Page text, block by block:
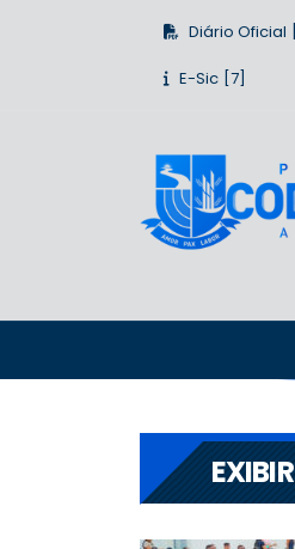
Diário Oficial
E-Sic